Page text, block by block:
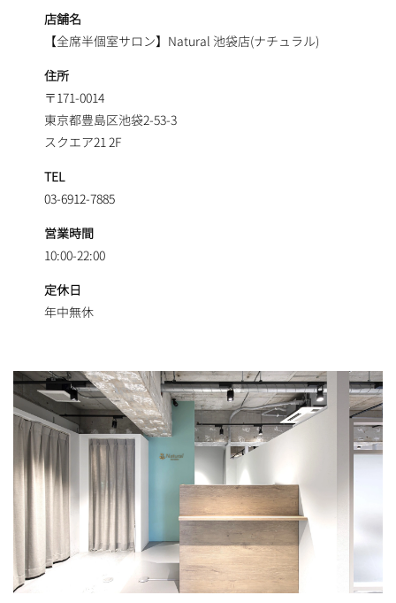
店舗名
【全席半個室サロン】Natural 池袋店(ナチュラル)
住所
〒171-0014
東京都豊島区池袋2-53-3
スクエア21 2F
TEL
03-6912-7885
営業時間
10:00-22:00
定休日
年中無休